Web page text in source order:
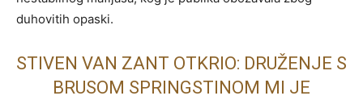
duhovitih opaski.
STIVEN VAN ZANT OTKRIO: DRUŽENJE S
BRUSOM SPRINGSTINOM MI JE